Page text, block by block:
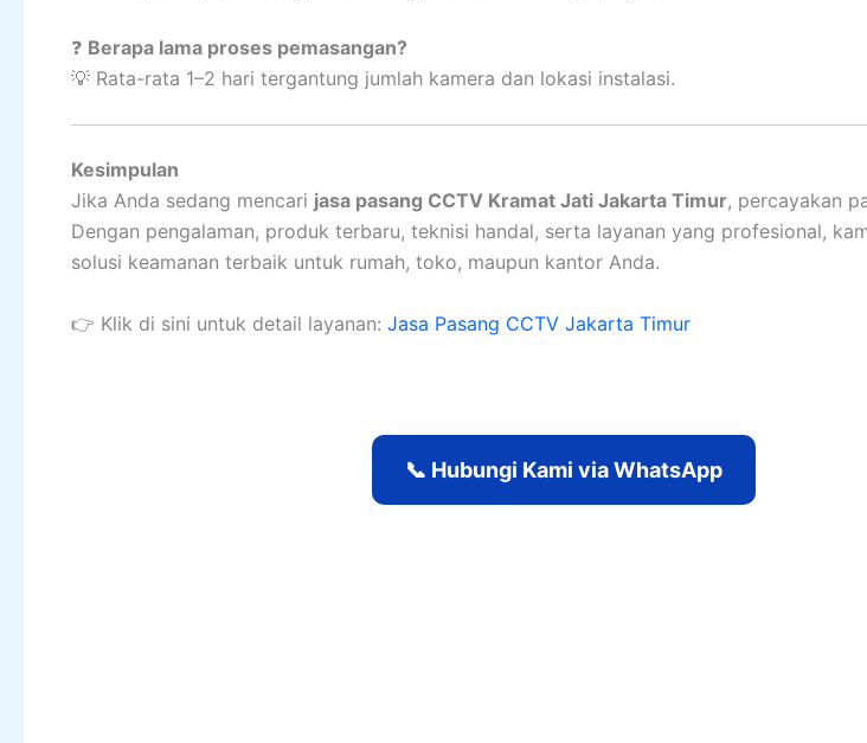
❓ Berapa lama proses pemasangan?
💡 Rata-rata 1–2 hari tergantung jumlah kamera dan lokasi instalasi.
Kesimpulan
Jika Anda sedang mencari jasa pasang CCTV Kramat Jati Jakarta Timur, percayakan
Dengan pengalaman, produk terbaru, teknisi handal, serta layanan yang profesional,
solusi keamanan terbaik untuk rumah, toko, maupun kantor Anda.
👉 Klik di sini untuk detail layanan: Jasa Pasang CCTV Jakarta Timur
📞 Hubungi Kami via WhatsApp